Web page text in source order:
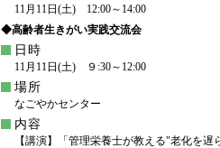
11月11日(土) 12:00～14:00
◆高齢者生きがい実践交流会
日時
11月11日(土) ９:30～12:00
場所
なごやかセンター
内容
【講演】「管理栄養士が教える"老化を